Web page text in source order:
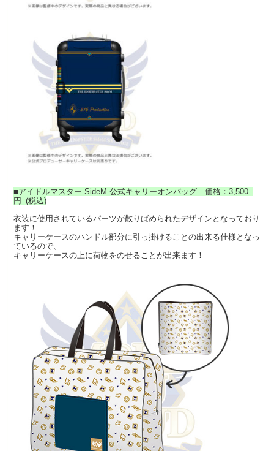
■アイドルマスター SideM 公式キャリーオンバッグ 価格：3,500
円 (税込)
衣装に使用されているパーツが散りばめられたデザインとなっており
ます！
キャリーケースのハンドル部分に引っ掛けることの出来る仕様となっ
ているので、
キャリーケースの上に荷物をのせることが出来ます！